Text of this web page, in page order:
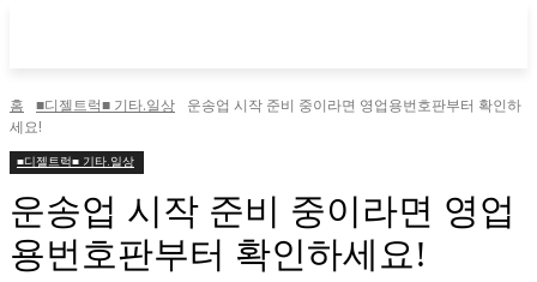
홈 ■디젤트럭■ 기타.일상
운송업 시작 준비 중이라면 영업용번호판부터 확인하
세요!
■디젤트럭■ 기타.일상
운송업 시작 준비 중이라면 영업
용번호판부터 확인하세요!